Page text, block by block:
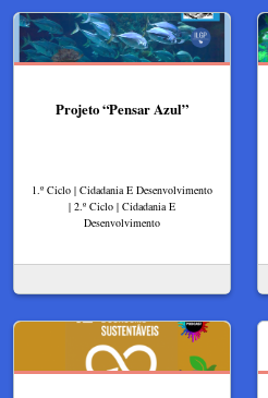
Projeto “Pensar Azul”
1.º Ciclo | Cidadania E Desenvolvimento
| 2.º Ciclo | Cidadania E
Desenvolvimento